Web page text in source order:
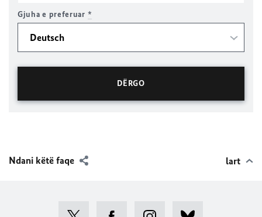
Gjuha e preferuar *
Ndani këtë faqe lart